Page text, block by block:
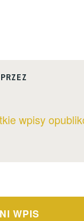
wpisy
WPIS